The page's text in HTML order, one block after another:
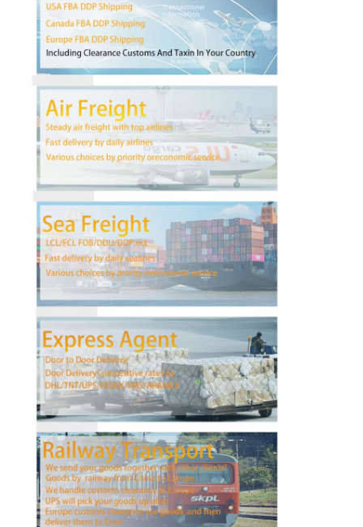
Startseite
Produkte
Über uns
Fabrik Tour
Qualitätskontrolle
Kontakt
Plaudern Sie Jetzt
Internationale Fracht Vorwärts
Luftfracht Vorwärts
Seefracht
Eilverschiffen
BAHNFRACHTEN